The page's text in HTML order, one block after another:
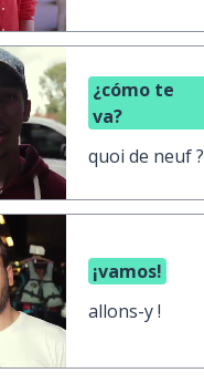
¿cómo te
va?
quoi de neuf ?
¡vamos!
allons-y !